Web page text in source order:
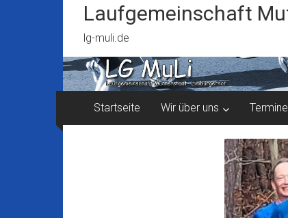
Inhalt
springen
Laufgemeinschaft
lg-muli.de
Startseite Wir über uns Termine